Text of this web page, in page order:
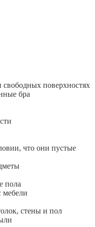
поверхностях
бра
что они пустые
пола
стены и пол